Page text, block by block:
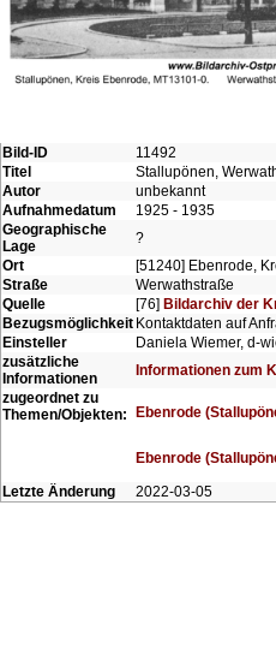
Bild-ID
11492
Titel
Stallupönen,
Autor
unbekannt
Aufnahmedatum
1925 - 1935
Geographische
Lage
?
Ort
[51240] Ebenrode,
Straße
Werwathstraße
Quelle
[76] Bildarchiv der
Bezugsmöglichkeit Kontaktdaten auf
Einsteller
Daniela Wiemer, d-
zusätzliche
Informationen
Informationen zum
zugeordnet zu
Themen/Objekten:
Ebenrode
Ebenrode
Letzte Änderung
2022-03-05